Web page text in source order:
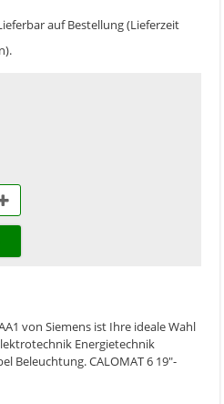
auf Bestellung (Lieferzeit
von Siemens ist Ihre ideale Wahl
Energietechnik
Beleuchtung. CALOMAT 6 19"-